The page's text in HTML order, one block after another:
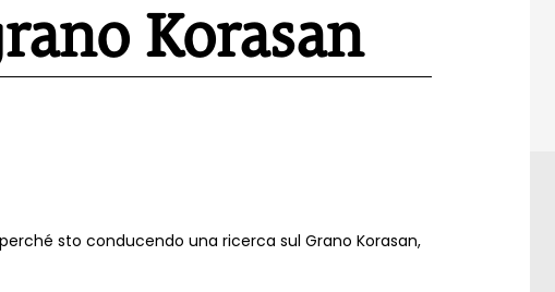
Korasan
sto conducendo una ricerca sul Grano Korasan,